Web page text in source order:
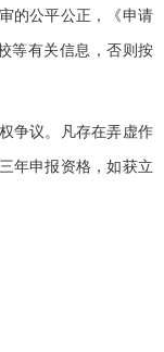
的公平公正，《申请
等有关信息，否则按
争议。凡存在弄虚作
年申报资格，如获立